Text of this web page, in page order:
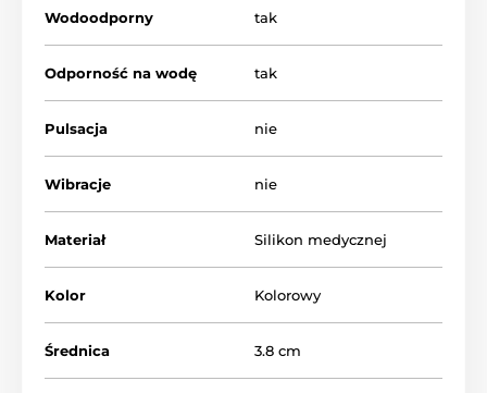
82 gramy
Wodoodporny tak
Odporność na wodę tak
Pulsacja nie
Wibracje nie
Materiał Silikon medycznej
Kolor Kolorowy
Średnica 3.8 cm